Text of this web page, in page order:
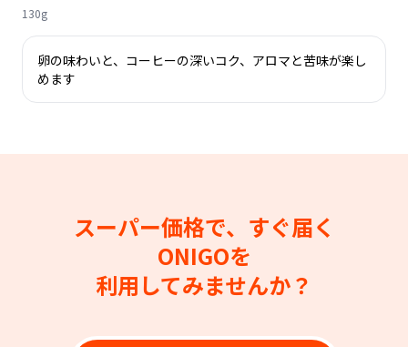
130g
卵の味わいと、コーヒーの深いコク、アロマと苦味が楽し
めます
スーパー価格で、すぐ届く
ONIGOを
利用してみませんか？